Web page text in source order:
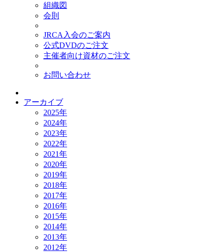
組織図
会則
JRCA入会のご案内
公式DVDのご注文
主催者向け資材のご注文
お問い合わせ
アーカイブ
2025年
2024年
2023年
2022年
2021年
2020年
2019年
2018年
2017年
2016年
2015年
2014年
2013年
2012年